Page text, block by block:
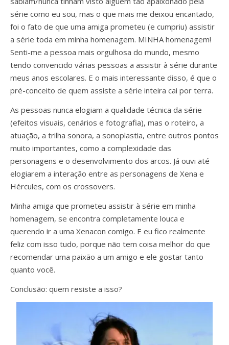
série como eu sou, mas o que mais me deixou encantado,
foi o fato de que uma amiga prometeu (e cumpriu) assistir
a série toda em minha homenagem. MINHA homenagem!
Senti-me a pessoa mais orgulhosa do mundo, mesmo
tendo convencido várias pessoas a assistir à série durante
meus anos escolares. E o mais interessante disso, é que o
pré-conceito de quem assiste a série inteira cai por terra.
As pessoas nunca elogiam a qualidade técnica da série
(efeitos visuais, cenários e fotografia), mas o roteiro, a
atuação, a trilha sonora, a sonoplastia, entre outros pontos
muito importantes, como a complexidade das
personagens e o desenvolvimento dos arcos. Já ouvi até
elogiarem a interação entre as personagens de Xena e
Hércules, com os crossovers.
Minha amiga que prometeu assistir à série em minha
homenagem, se encontra completamente louca e
querendo ir a uma Xenacon comigo. E eu fico realmente
feliz com isso tudo, porque não tem coisa melhor do que
recomendar uma paixão a um amigo e ele gostar tanto
quanto você.
Conclusão: quem resiste a isso?